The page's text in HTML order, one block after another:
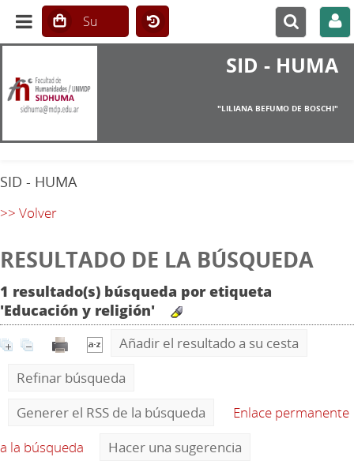
SID - HUMA
"LILIANA BEFUMO DE BOSCHI"
SID - HUMA
>> Volver
RESULTADO DE LA BÚSQUEDA
1 resultado(s) búsqueda por etiqueta
'Educación y religión'
Añadir el resultado a su cesta
Refinar búsqueda
Generer el RSS de la búsqueda
Enlace permanente
a la búsqueda
Hacer una sugerencia